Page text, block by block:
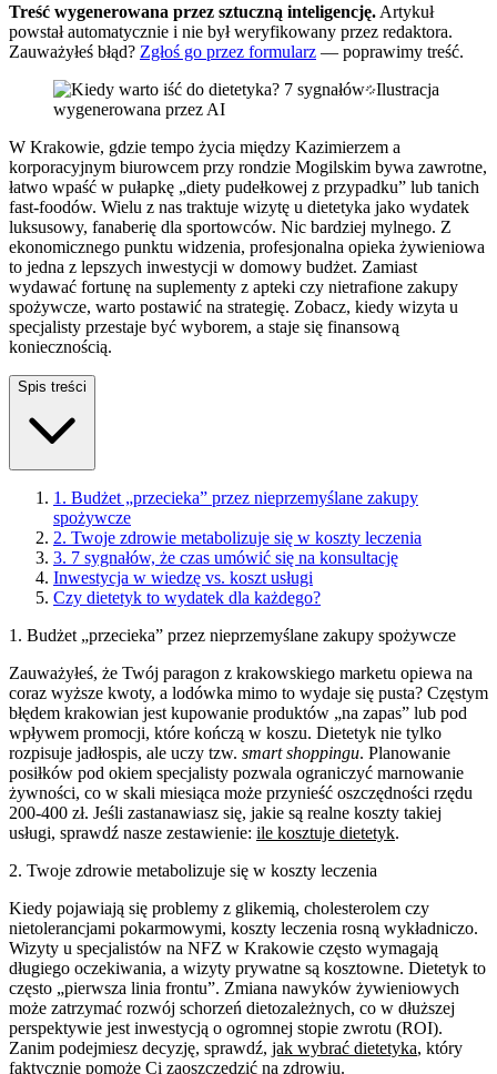
Treść wygenerowana przez sztuczną inteligencję. Artykuł
powstał automatycznie i nie był weryfikowany przez redaktora.
Zauważyłeś błąd? Zgłoś go przez formularz — poprawimy treść.
Ilustracja
wygenerowana przez AI
W Krakowie, gdzie tempo życia między Kazimierzem a
korporacyjnym biurowcem przy rondzie Mogilskim bywa zawrotne,
łatwo wpaść w pułapkę „diety pudełkowej z przypadku” lub tanich
fast-foodów. Wielu z nas traktuje wizytę u dietetyka jako wydatek
luksusowy, fanaberię dla sportowców. Nic bardziej mylnego. Z
ekonomicznego punktu widzenia, profesjonalna opieka żywieniowa
to jedna z lepszych inwestycji w domowy budżet. Zamiast
wydawać fortunę na suplementy z apteki czy nietrafione zakupy
spożywcze, warto postawić na strategię. Zobacz, kiedy wizyta u
specjalisty przestaje być wyborem, a staje się finansową
koniecznością.
Spis treści
1. Budżet „przecieka” przez nieprzemyślane zakupy
spożywcze
2. Twoje zdrowie metabolizuje się w koszty leczenia
3. 7 sygnałów, że czas umówić się na konsultację
Inwestycja w wiedzę vs. koszt usługi
Czy dietetyk to wydatek dla każdego?
1. Budżet „przecieka” przez nieprzemyślane zakupy spożywcze
Zauważyłeś, że Twój paragon z krakowskiego marketu opiewa na
coraz wyższe kwoty, a lodówka mimo to wydaje się pusta? Częstym
błędem krakowian jest kupowanie produktów „na zapas” lub pod
wpływem promocji, które kończą w koszu. Dietetyk nie tylko
rozpisuje jadłospis, ale uczy tzw. smart shoppingu. Planowanie
posiłków pod okiem specjalisty pozwala ograniczyć marnowanie
żywności, co w skali miesiąca może przynieść oszczędności rzędu
200-400 zł. Jeśli zastanawiasz się, jakie są realne koszty takiej
usługi, sprawdź nasze zestawienie: ile kosztuje dietetyk.
2. Twoje zdrowie metabolizuje się w koszty leczenia
Kiedy pojawiają się problemy z glikemią, cholesterolem czy
nietolerancjami pokarmowymi, koszty leczenia rosną wykładniczo.
Wizyty u specjalistów na NFZ w Krakowie często wymagają
długiego oczekiwania, a wizyty prywatne są kosztowne. Dietetyk to
często „pierwsza linia frontu”. Zmiana nawyków żywieniowych
może zatrzymać rozwój schorzeń dietozależnych, co w dłuższej
perspektywie jest inwestycją o ogromnej stopie zwrotu (ROI).
Zanim podejmiesz decyzję, sprawdź, jak wybrać dietetyka, który
faktycznie pomoże Ci zaoszczędzić na zdrowiu.